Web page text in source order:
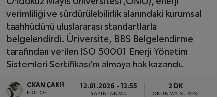
verimliliği ve sürdürülebilirlik alanındaki kurumsal
taahhüdünü uluslararası standartlarla
belgelendirdi. Üniversite, BBS Belgelendirme
tarafından verilen ISO 50001 Enerji Yönetim
Sistemleri Sertifikası'nı almaya hak kazandı.
OKAN ÇAKIR
EDITÖR
12.01.2026 - 13:55
YAYINLANMA
2 DK
OKUNMA SÜRESI
SPOR
EKONOMİ
TEKNOLOJİ
YAŞAM